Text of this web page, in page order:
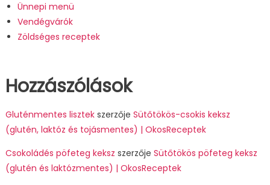
Ünnepi menü
Vendégvárók
Zöldséges receptek
Hozzászólások
Gluténmentes lisztekszerzője Sütőtökös-csokis keksz
(glutén, laktóz és tojásmentes) | OkosReceptek
Csokoládés pöfeteg keksz szerzője Sütőtökös pöfeteg keksz
(glutén és laktózmentes) | OkosReceptek